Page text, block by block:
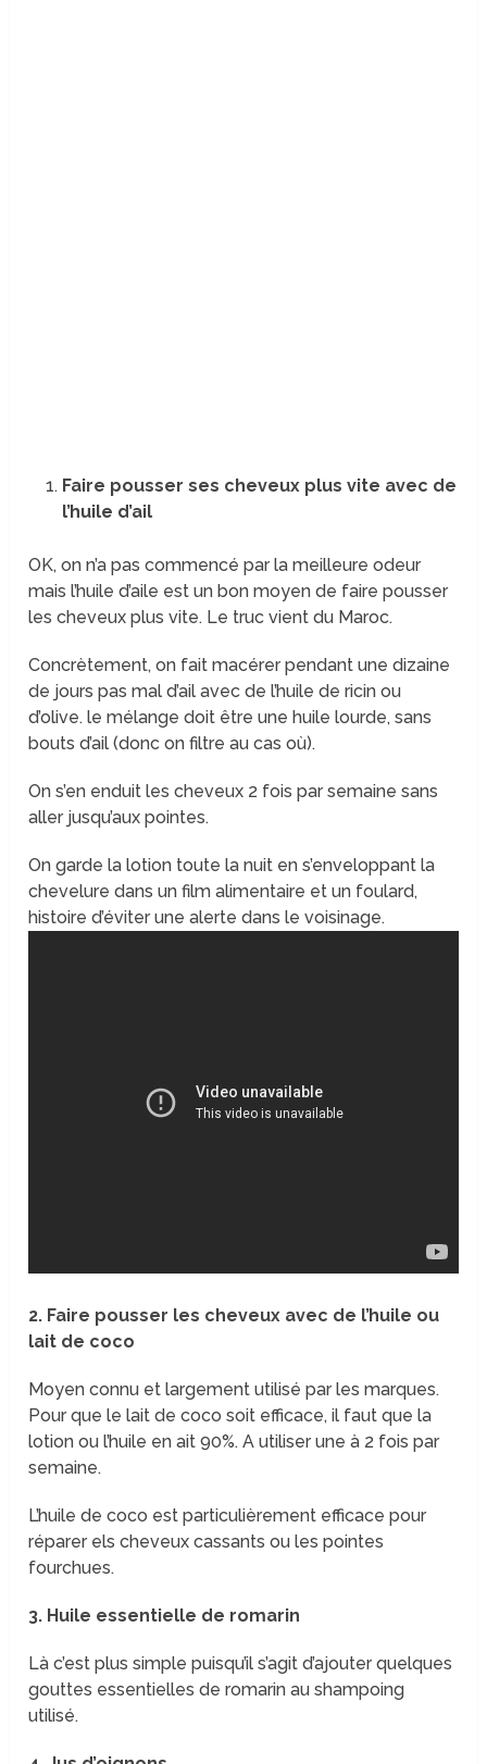
Faire pousser ses cheveux plus vite avec de
l’huile d’ail
OK, on n’a pas commencé par la meilleure odeur
mais l’huile d’aile est un bon moyen de faire pousser
les cheveux plus vite. Le truc vient du Maroc.
Concrètement, on fait macérer pendant une dizaine
de jours pas mal d’ail avec de l’huile de ricin ou
d’olive. le mélange doit être une huile lourde, sans
bouts d’ail (donc on filtre au cas où).
On s’en enduit les cheveux 2 fois par semaine sans
aller jusqu’aux pointes.
On garde la lotion toute la nuit en s’enveloppant la
chevelure dans un film alimentaire et un foulard,
histoire d’éviter une alerte dans le voisinage.
2. Faire pousser les cheveux avec de l’huile ou
lait de coco
Moyen connu et largement utilisé par les marques.
Pour que le lait de coco soit efficace, il faut que la
lotion ou l’huile en ait 90%. A utiliser une à 2 fois par
semaine.
L’huile de coco est particulièrement efficace pour
réparer els cheveux cassants ou les pointes
fourchues.
3. Huile essentielle de romarin
Là c’est plus simple puisqu’il s’agit d’ajouter quelques
gouttes essentielles de romarin au shampoing
utilisé.